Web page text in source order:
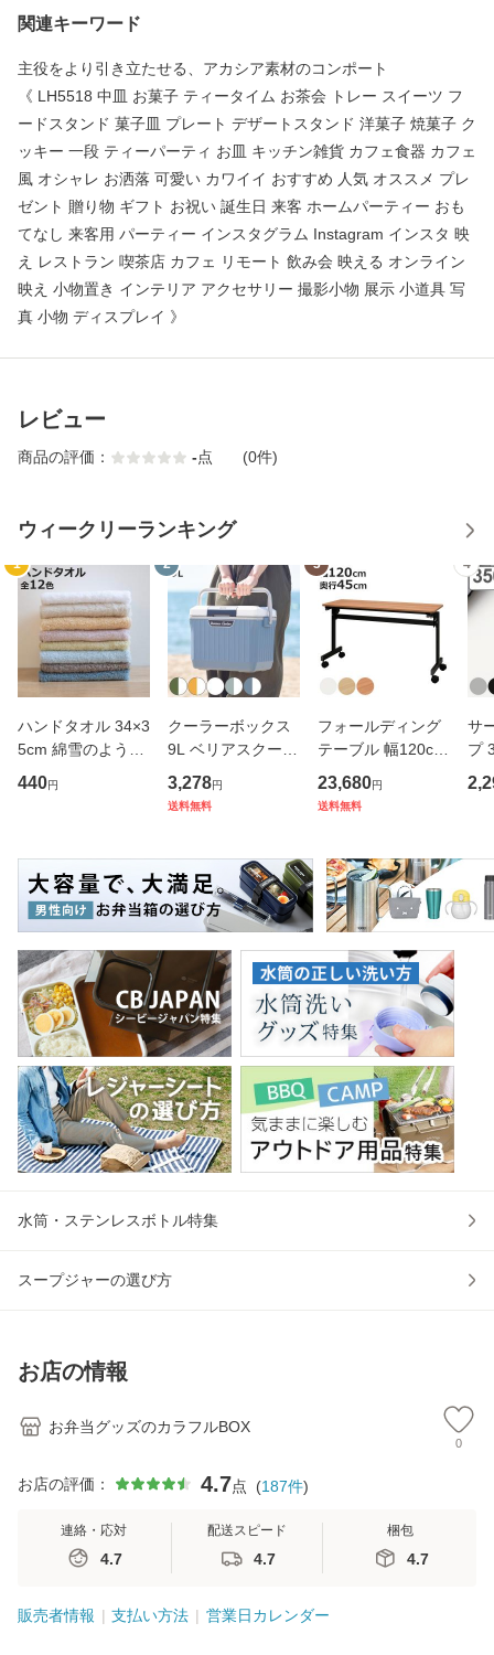
関連キーワード
主役をより引き立たせる、アカシア素材のコンポート
《 LH5518 中皿 お菓子 ティータイム お茶会 トレー スイーツ フ
ードスタンド 菓子皿 プレート デザートスタンド 洋菓子 焼菓子 ク
ッキー 一段 ティーパーティ お皿 キッチン雑貨 カフェ食器 カフェ
風 オシャレ お洒落 可愛い カワイイ おすすめ 人気 オススメ プレ
ゼント 贈り物 ギフト お祝い 誕生日 来客 ホームパーティー おも
てなし 来客用 パーティー インスタグラム Instagram インスタ 映
え レストラン 喫茶店 カフェ リモート 飲み会 映える オンライン
映え 小物置き インテリア アクセサリー 撮影小物 展示 小道具 写
真 小物 ディスプレイ 》
レビュー
商品の評価： -点 (0件)
ウィークリーランキング
1
ハンドタオル 34×3
5cm 綿雪のような
タオル ベルベット
カラー （ タオル
ンカチ 洗面タオル
綿 コッ
440円
2
クーラーボックス
9L ベリアスクーラ
ー ハードタイプ （
保冷 クーラーBOX
ックス 9リットル
キャン
3,278円
送料無料
3
フォールディング
テーブル 幅120cm
奥行き45cm キャ
スター付き 折りた
ッキング 会議机 ミ
ーティング
23,680円
送料無料
4
サ
プ
フ
ス
マ
保
水筒・ステンレスボトル特集
スープジャーの選び方
お店の情報
お弁当グッズのカラフルBOX
0
お店の評価： 4.7点 (187件)
連絡・応対
4.7
配送スピード
4.7
梱包
4.7
販売者情報 支払い方法 営業日カレンダー